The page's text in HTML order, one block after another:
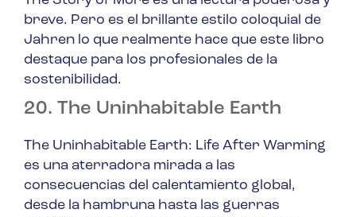
breve. Pero es el brillante estilo coloquial de
Jahren lo que realmente hace que este libro
destaque para los profesionales de la
sostenibilidad.
20. The Uninhabitable Earth
The Uninhabitable Earth: Life After Warming
es una aterradora mirada a las
consecuencias del calentamiento global,
desde la hambruna hasta las guerras